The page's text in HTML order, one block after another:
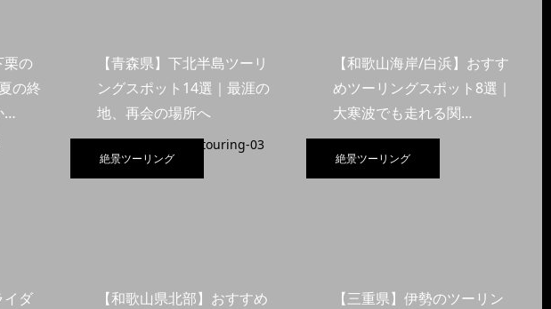
栗の
の終
…
【青森県】下北半島ツーリ
ングスポット14選｜最涯の
地、再会の場所へ
【和歌山海岸/白浜】おすす
めツーリングスポット8選｜
大寒波でも走れる関…
イダ
絶景ツーリング
【和歌山県北部】おすすめ
絶景ツーリング
【三重県】伊勢のツーリン